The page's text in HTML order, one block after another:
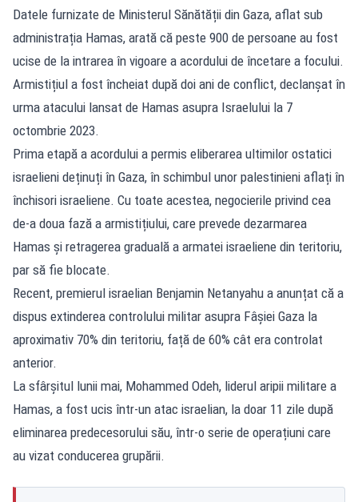
Datele furnizate de Ministerul Sănătății din Gaza, aflat sub
administrația Hamas, arată că peste 900 de persoane au fost
ucise de la intrarea în vigoare a acordului de încetare a focului.
Armistițiul a fost încheiat după doi ani de conflict, declanșat în
urma atacului lansat de Hamas asupra Israelului la 7
octombrie 2023.
Prima etapă a acordului a permis eliberarea ultimilor ostatici
israelieni deținuți în Gaza, în schimbul unor palestinieni aflați în
închisori israeliene. Cu toate acestea, negocierile privind cea
de-a doua fază a armistițiului, care prevede dezarmarea
Hamas și retragerea graduală a armatei israeliene din teritoriu,
par să fie blocate.
Recent, premierul israelian Benjamin Netanyahu a anunțat că a
dispus extinderea controlului militar asupra Fâșiei Gaza la
aproximativ 70% din teritoriu, față de 60% cât era controlat
anterior.
La sfârșitul lunii mai, Mohammed Odeh, liderul aripii militare a
Hamas, a fost ucis într-un atac israelian, la doar 11 zile după
eliminarea predecesorului său, într-o serie de operațiuni care
au vizat conducerea grupării.